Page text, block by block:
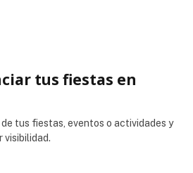
tus fiestas en
tus fiestas, eventos o actividades y
visibilidad.